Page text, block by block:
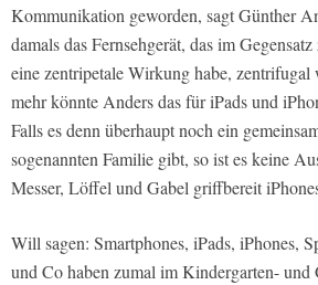
Kommunikation geworden, sagt Günther
damals das Fernsehgerät, das im
eine zentripetale Wirkung habe,
mehr könnte Anders das für iPads und
Falls es denn überhaupt noch ein
sogenannten Familie gibt, so ist es keine
Messer, Löffel und Gabel griffbereit
Will sagen: Smartphones, iPads, iPhones,
und Co haben zumal im Kindergarten- und